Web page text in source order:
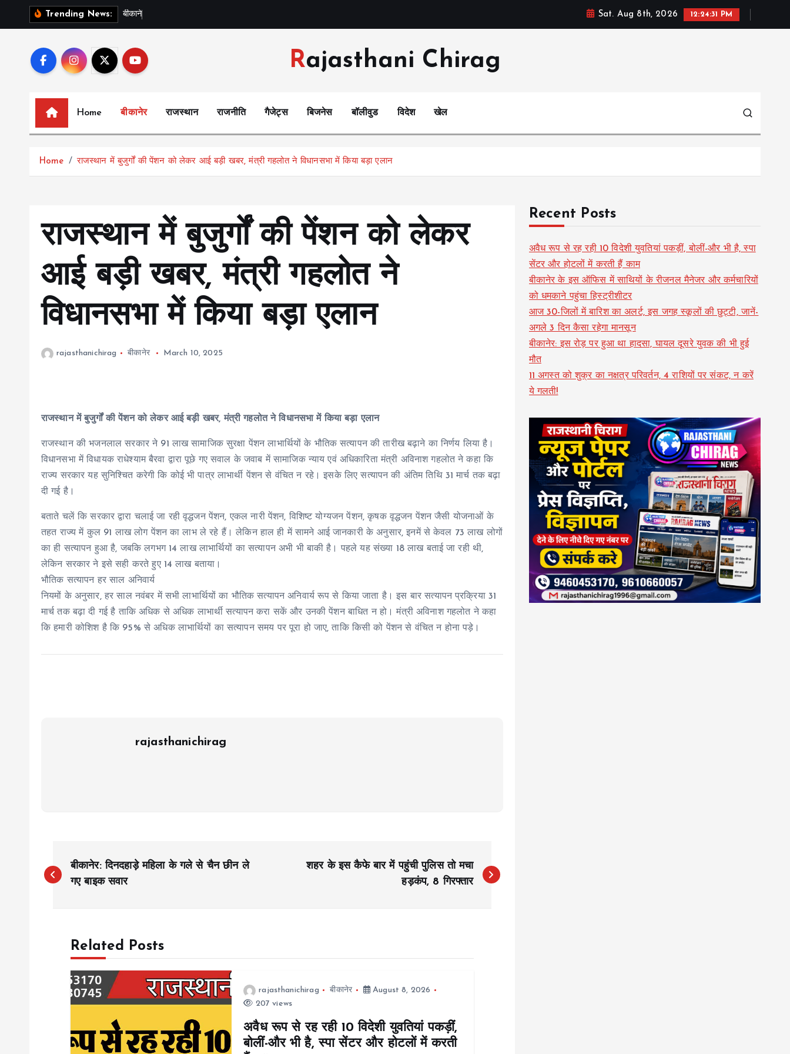
Trending News: बकन Sat. Aug 8th, 2026 12:24:32 PM
Rajasthani Chirag
Home बीकानेर राजस्थान राजनीति गैजेट्स बिजनेस बॉलीवुड विदेश खेल
Home राजस्थान में बुजुर्गों की पेंशन को लेकर आई बड़ी खबर, मंत्री गहलोत ने विधानसभा में किया बड़ा एलान
राजस्थान में बुजुर्गों की पेंशन को लेकर
आई बड़ी खबर, मंत्री गहलोत ने
विधानसभा में किया बड़ा एलान
rajasthanichirag बीकानेर March 10, 2025
राजस्थान में बुजुर्गों की पेंशन को लेकर आई बड़ी खबर, मंत्री गहलोत ने विधानसभा में किया बड़ा एलान
राजस्थान की भजनलाल सरकार ने 91 लाख सामाजिक सुरक्षा पेंशन लाभार्थियों के भौतिक सत्यापन की तारीख बढ़ाने का निर्णय लिया है।
विधानसभा में विधायक राधेश्याम बैरवा द्वारा पूछे गए सवाल के जवाब में सामाजिक न्याय एवं अधिकारिता मंत्री अविनाश गहलोत ने कहा कि
राज्य सरकार यह सुनिश्चित करेगी कि कोई भी पात्र लाभार्थी पेंशन से वंचित न रहे। इसके लिए सत्यापन की अंतिम तिथि 31 मार्च तक बढ़ा
दी गई है।
बताते चलें कि सरकार द्वारा चलाई जा रही वृद्धजन पेंशन, एकल नारी पेंशन, विशिष्ट योग्यजन पेंशन, कृषक वृद्धजन पेंशन जैसी योजनाओं के
तहत राज्य में कुल 91 लाख लोग पेंशन का लाभ ले रहे हैं। लेकिन हाल ही में सामने आई जानकारी के अनुसार, इनमें से केवल 73 लाख लोगों
का ही सत्यापन हुआ है, जबकि लगभग 14 लाख लाभार्थियों का सत्यापन अभी भी बाकी है। पहले यह संख्या 18 लाख बताई जा रही थी,
लेकिन सरकार ने इसे सही करते हुए 14 लाख बताया।
भौतिक सत्यापन हर साल अनिवार्य
नियमों के अनुसार, हर साल नवंबर में सभी लाभार्थियों का भौतिक सत्यापन अनिवार्य रूप से किया जाता है। इस बार सत्यापन प्रक्रिया 31
मार्च तक बढ़ा दी गई है ताकि अधिक से अधिक लाभार्थी सत्यापन करा सकें और उनकी पेंशन बाधित न हो। मंत्री अविनाश गहलोत ने कहा
कि हमारी कोशिश है कि 95% से अधिक लाभार्थियों का सत्यापन समय पर पूरा हो जाए, ताकि किसी को पेंशन से वंचित न होना पड़े।
rajasthanichirag
o
बीकानेर: दिनदहाड़े महिला के गले से चैन छीन ले
गए बाइक सवार
शहर के इस कैफे बार में पहुंची पुलिस तो मचा
हड़कंप, 8 गिरफ्तार
Related Posts
rajasthanichirag बीकानेर
August 8, 2026
207 views
अवैध रूप से रह रही 10 विदेशी युवतियां पकड़ीं,
बोलीं-और भी है, स्पा सेंटर और होटलों में करती
Recent Posts
अवैध रूप से रह रही 10 विदेशी युवतियां पकड़ीं, बोलीं-और भी है, स्पा
सेंटर और होटलों में करती हैं काम
बीकानेर के इस ऑफिस में साथियों के रीजनल मैनेजर और कर्मचारियों
को धमकाने पहुंचा हिस्ट्रीशीटर
आज 30-जिलों में बारिश का अलर्ट, इस जगह स्कूलों की छुट्टी, जानें-
अगले 3 दिन कैसा रहेगा मानसून
बीकानेर: इस रोड़ पर हुआ था हादसा, घायल दूसरे युवक की भी हुई
मौत
11 अगस्त को शुक्र का नक्षत्र परिवर्तन, 4 राशियों पर संकट, न करें
ये गलती!